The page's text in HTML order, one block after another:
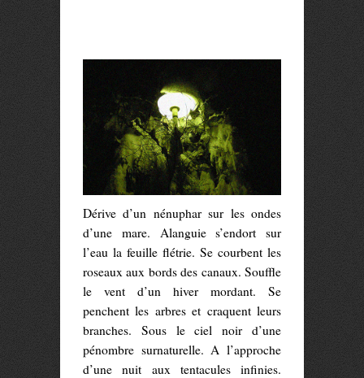
Dérive d’un nénuphar sur les ondes
d’une mare. Alanguie s’endort sur
l’eau la feuille flétrie. Se courbent les
roseaux aux bords des canaux. Souffle
le vent d’un hiver mordant. Se
penchent les arbres et craquent leurs
branches. Sous le ciel noir d’une
pénombre surnaturelle. A l’approche
d’une nuit aux tentacules infinies.